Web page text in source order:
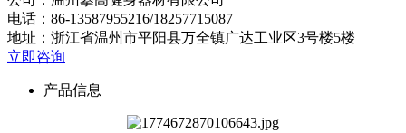
电话：86-13587955216/18257715087
地址：浙江省温州市平阳县万全镇广达工业区3号楼5楼
立即咨询
产品信息